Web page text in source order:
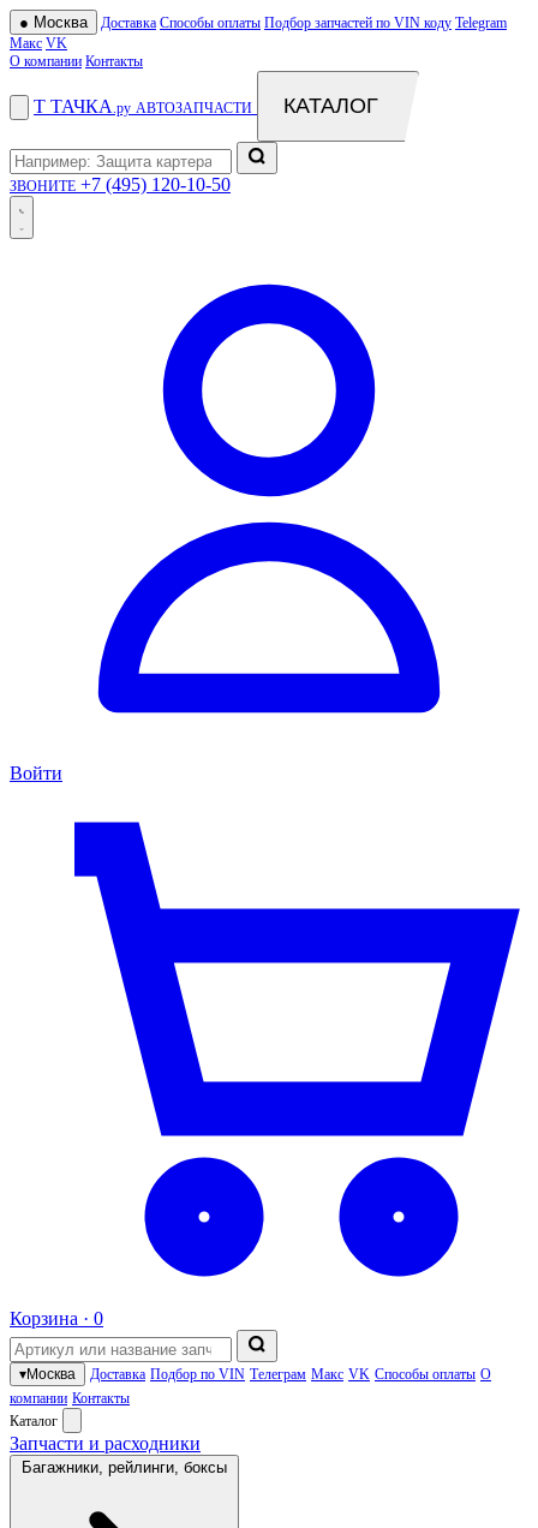
● Москва Доставка Способы оплаты Подбор запчастей по VIN коду Telegram
Макс VK
О компании Контакты
Т ТАЧКА .ру АВТОЗАПЧАСТИ КАТАЛОГ
ЗВОНИТЕ +7 (495) 120-10-50
Войти
Корзина · 0
▾Москва Доставка Подбор по VIN Телеграм Макс VK Способы оплаты О
компании Контакты
Каталог
Запчасти и расходники
Багажники, рейлинги, боксы